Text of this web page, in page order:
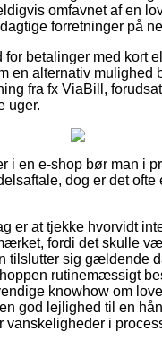
omfavnet af en
forretninger på
for betalinger med kort
en alternativ mulighed
fra fx ViaBill,
uger.
i en e-shop bør man i
dog er det
er at tjekke hvorvidt
fordi det skulle
tilslutter sig gældende
rutinemæssigt
knowhow om
god lejlighed til en
vanskeligheder i